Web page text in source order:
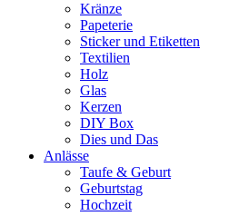
Kränze
Papeterie
Sticker und Etiketten
Textilien
Holz
Glas
Kerzen
DIY Box
Dies und Das
Anlässe
Taufe & Geburt
Geburtstag
Hochzeit